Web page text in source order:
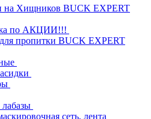
на Хищников BUCK EXPERT
по АКЦИИ!!!
пропитки BUCK EXPERT
сеть, лента